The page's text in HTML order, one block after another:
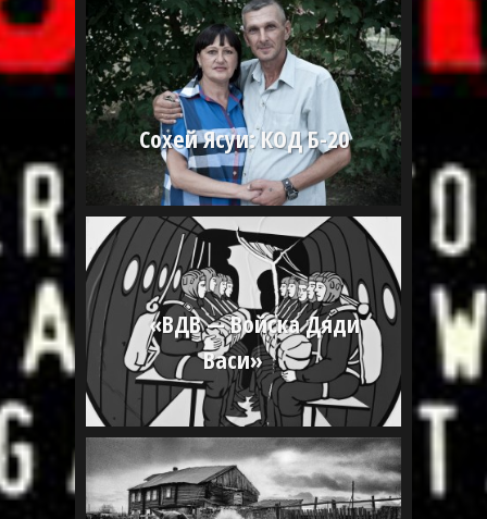
Сохей Ясуи: КОД Б-20
«ВДВ — Войска Дяди
Васи»